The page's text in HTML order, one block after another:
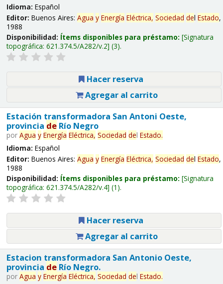
Idioma: Español
Editor: Buenos Aires: Agua y Energía Eléctrica, Sociedad del Estado,
1988
Disponibilidad: Ítems disponibles para préstamo: Signatura
topográfica: 621.374.5/A282/v.2 (3).
Hacer reserva
Agregar al carrito
Estación transformadora San Antoni Oeste,
provincia deRío Negro
por Agua y Energía Eléctrica, Sociedad del Estado.
Idioma: Español
Editor: Buenos Aires: Agua y Energía Eléctrica, Sociedad del Estado,
1988
Disponibilidad: Ítems disponibles para préstamo: Signatura
topográfica: 621.374.5/A282/v.4 (1).
Hacer reserva
Agregar al carrito
Estacion transformadora San Antonio Oeste,
provincia deRío Negro.
por Agua y Energía Eléctrica, Sociedad del Estado.